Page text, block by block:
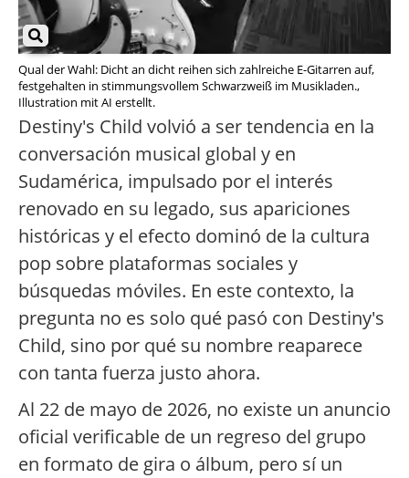
Qual der Wahl: Dicht an dicht reihen sich zahlreiche E-Gitarren auf,
festgehalten in stimmungsvollem Schwarzweiß im Musikladen.,
Illustration mit AI erstellt.
Destiny's Child volvió a ser tendencia en la
conversación musical global y en
Sudamérica, impulsado por el interés
renovado en su legado, sus apariciones
históricas y el efecto dominó de la cultura
pop sobre plataformas sociales y
búsquedas móviles. En este contexto, la
pregunta no es solo qué pasó con Destiny's
Child, sino por qué su nombre reaparece
con tanta fuerza justo ahora.
Al 22 de mayo de 2026, no existe un anuncio
oficial verificable de un regreso del grupo
en formato de gira o álbum, pero sí un